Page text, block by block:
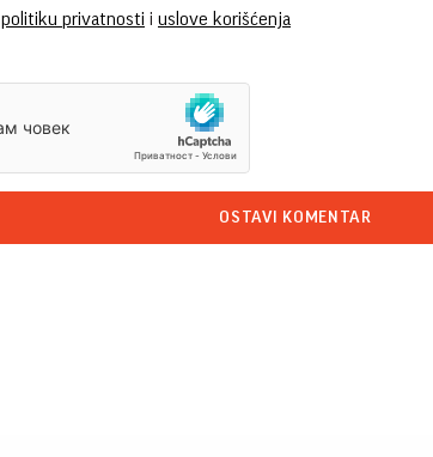
politiku privatnosti i uslove korišćenja
OSTAVI KOMENTAR